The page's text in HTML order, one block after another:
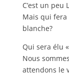
C’est un
Mais qui
blanche?
Qui sera élu
Nous
attendons le